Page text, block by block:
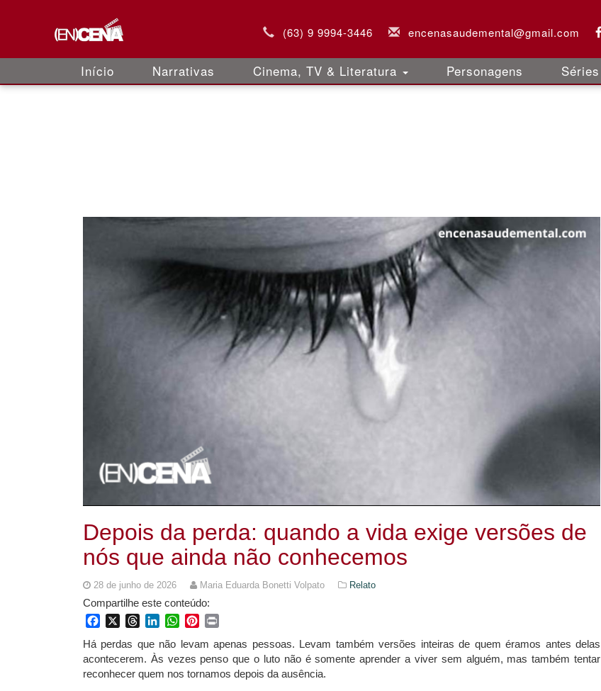
(63) 9 9994-3446 encenasaudemental@gmail.com
Início Narrativas Cinema, TV & Literatura Personagens Séries
Depois da perda: quando a vida exige versões de
nós que ainda não conhecemos
28 de junho de 2026 Maria Eduarda Bonetti Volpato Relato
Compartilhe este conteúdo:
FacebookThreadsLinkedInWhatsApp
Pinterest
Há perdas que não levam apenas pessoas. Levam também versões inteiras de quem éramos antes delas
acontecerem. Às vezes penso que o luto não é somente aprender a viver sem alguém, mas também tentar
reconhecer quem nos tornamos depois da ausência.